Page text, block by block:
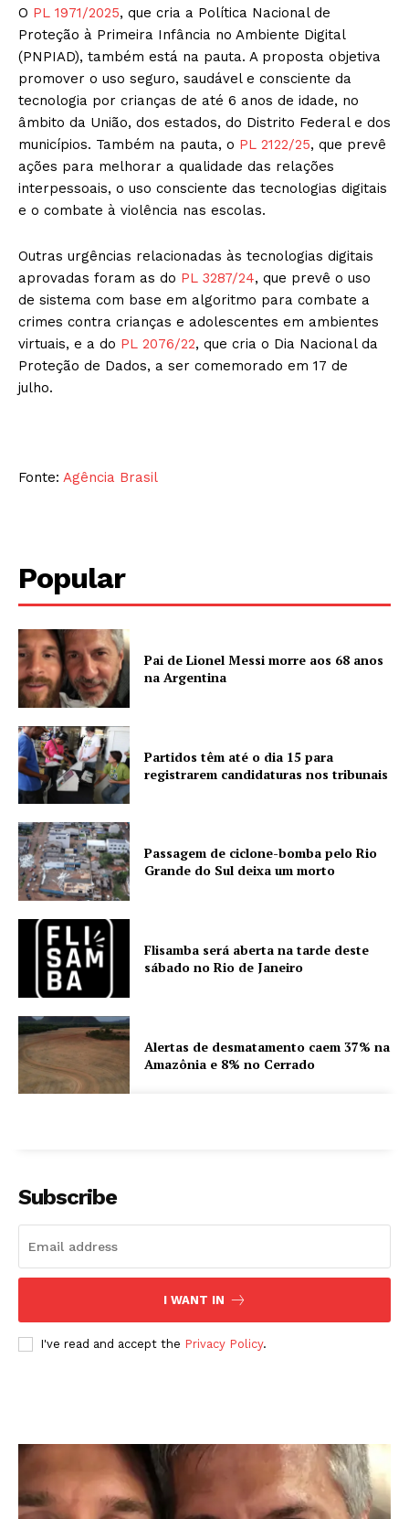
O PL 1971/2025, que cria a Política Nacional de
Proteção à Primeira Infância no Ambiente Digital
(PNPIAD), também está na pauta. A proposta objetiva
promover o uso seguro, saudável e consciente da
tecnologia por crianças de até 6 anos de idade, no
âmbito da União, dos estados, do Distrito Federal e dos
municípios. Também na pauta, o PL 2122/25, que prevê
ações para melhorar a qualidade das relações
interpessoais, o uso consciente das tecnologias digitais
e o combate à violência nas escolas.
Outras urgências relacionadas às tecnologias digitais
aprovadas foram as do PL 3287/24, que prevê o uso
de sistema com base em algoritmo para combate a
crimes contra crianças e adolescentes em ambientes
virtuais, e a do PL 2076/22, que cria o Dia Nacional da
Proteção de Dados, a ser comemorado em 17 de
julho.
Fonte: Agência Brasil
Popular
Pai de Lionel Messi morre aos 68 anos
na Argentina
Partidos têm até o dia 15 para
registrarem candidaturas nos tribunais
Passagem de ciclone-bomba pelo Rio
Grande do Sul deixa um morto
Flisamba será aberta na tarde deste
sábado no Rio de Janeiro
Alertas de desmatamento caem 37% na
Amazônia e 8% no Cerrado
Subscribe
I WANT IN
I've read and accept the Privacy Policy.